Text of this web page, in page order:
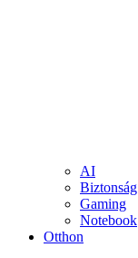
AI
Biztonság
Gaming
Notebook
Otthon